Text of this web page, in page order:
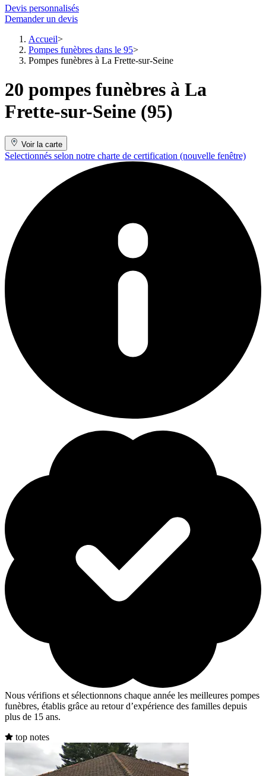
Devis personnalisés
Demander un devis
Accueil
Pompes funèbres dans le 95
Pompes funèbres à La Frette-sur-Seine
20 pompes funèbres à La
Frette-sur-Seine (95)
Voir la carte
Selectionnés selon notre charte de certification (nouvelle fenêtre)
Nous vérifions et sélectionnons chaque année les meilleures pompes
funèbres, établis grâce au retour d’expérience des familles depuis
plus de 15 ans.
top notes